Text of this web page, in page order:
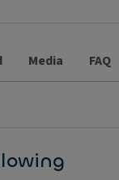
Media FAQ